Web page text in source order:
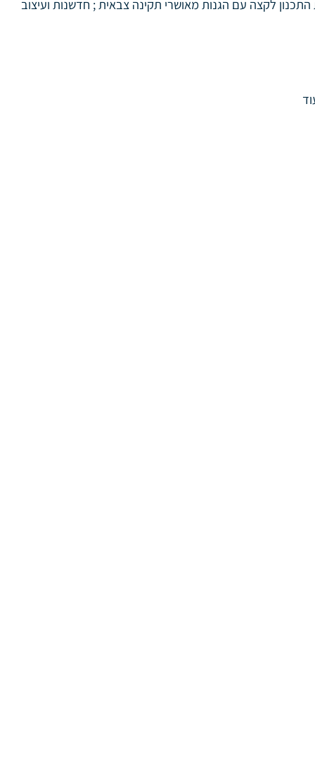
לקצה עם הגנות מאושרי תקינה צבאית ; חדשנות ועיצוב